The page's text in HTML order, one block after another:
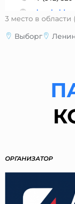
3 место в области
Выборг
ОРГАНИЗАТОР